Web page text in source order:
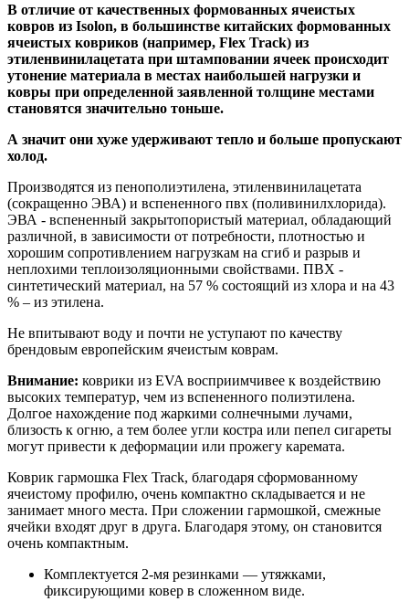
В отличие от качественных формованных ячеистых
ковров из Isolon, в большинстве китайских формованных
ячеистых ковриков (например, Flex Track) из
этиленвинилацетата при штамповании ячеек происходит
утонение материала в местах наибольшей нагрузки и
ковры при определенной заявленной толщине местами
становятся значительно тоньше.
А значит они хуже удерживают тепло и больше пропускают
холод.
Производятся из пенополиэтилена, этиленвинилацетата
(сокращенно ЭВА) и вспененного пвх (поливинилхлорида).
ЭВА - вспененный закрытопористый материал, обладающий
различной, в зависимости от потребности, плотностью и
хорошим сопротивлением нагрузкам на сгиб и разрыв и
неплохими теплоизоляционными свойствами. ПВХ -
синтетический материал, на 57 % состоящий из хлора и на 43
% – из этилена.
Не впитывают воду и почти не уступают по качеству
брендовым европейским ячеистым коврам.
Внимание: коврики из EVA восприимчивее к воздействию
высоких температур, чем из вспененного полиэтилена.
Долгое нахождение под жаркими солнечными лучами,
близость к огню, а тем более угли костра или пепел сигареты
могут привести к деформации или прожегу каремата.
Коврик гармошка Flex Track, благодаря сформованному
ячеистому профилю, очень компактно складывается и не
занимает много места. При сложении гармошкой, смежные
ячейки входят друг в друга. Благодаря этому, он становится
очень компактным.
Комплектуется 2-мя резинками — утяжками,
фиксирующими ковер в сложенном виде.